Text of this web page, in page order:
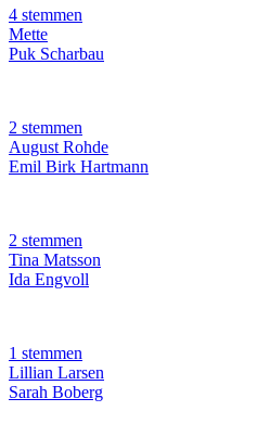
4 stemmen
Mette
Puk Scharbau
2 stemmen
August Rohde
Emil Birk Hartmann
2 stemmen
Tina Matsson
Ida Engvoll
1 stemmen
Lillian Larsen
Sarah Boberg